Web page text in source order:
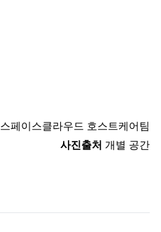
스페이스클라우드 호스트케어팀
사진출처 개별 공간